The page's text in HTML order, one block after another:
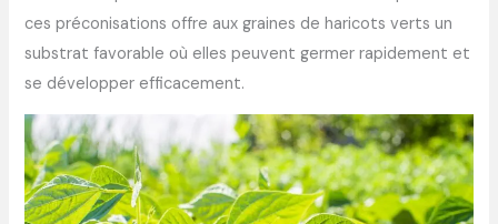
ces préconisations offre aux graines de haricots verts un
substrat favorable où elles peuvent germer rapidement et
se développer efficacement.